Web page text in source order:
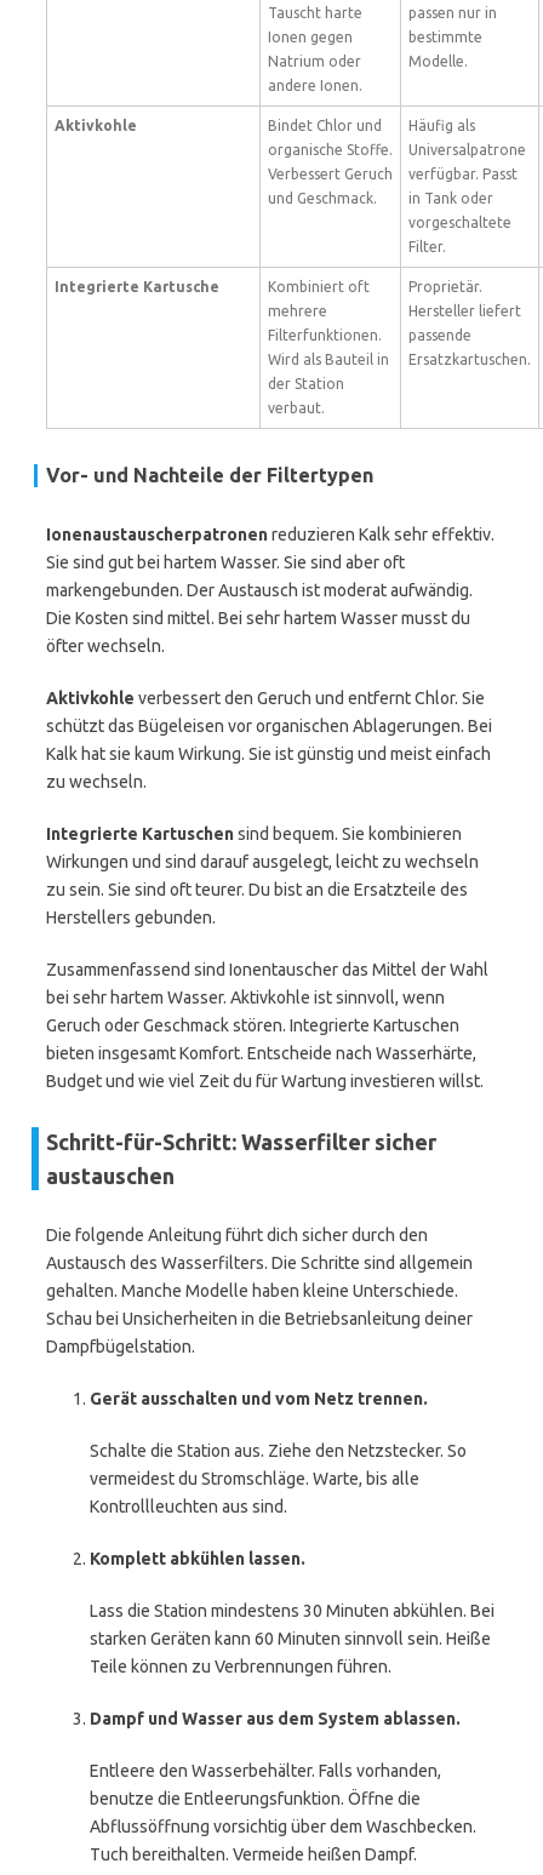
Tauscht harte
Ionen gegen
Natrium oder
andere Ionen.
passen nur in
bestimmte
Modelle.
Aktivkohle
Bindet Chlor und
organische Stoffe.
Verbessert Geruch
und Geschmack.
Häufig als
Universalpatrone
verfügbar. Passt
in Tank oder
vorgeschaltete
Filter.
Integrierte Kartusche
Kombiniert oft
mehrere
Filterfunktionen.
Wird als Bauteil in
der Station
verbaut.
Proprietär.
Hersteller liefert
passende
Ersatzkartuschen.
Vor- und Nachteile der Filtertypen
Ionenaustauscherpatronenreduzieren Kalk sehr effektiv.
Sie sind gut bei hartem Wasser. Sie sind aber oft
markengebunden. Der Austausch ist moderat aufwändig.
Die Kosten sind mittel. Bei sehr hartem Wasser musst du
öfter wechseln.
Aktivkohle verbessert den Geruch und entfernt Chlor. Sie
schützt das Bügeleisen vor organischen Ablagerungen. Bei
Kalk hat sie kaum Wirkung. Sie ist günstig und meist einfach
zu wechseln.
Integrierte Kartuschensind bequem. Sie kombinieren
Wirkungen und sind darauf ausgelegt, leicht zu wechseln
zu sein. Sie sind oft teurer. Du bist an die Ersatzteile des
Herstellers gebunden.
Zusammenfassend sind Ionentauscher das Mittel der Wahl
bei sehr hartem Wasser. Aktivkohle ist sinnvoll, wenn
Geruch oder Geschmack stören. Integrierte Kartuschen
bieten insgesamt Komfort. Entscheide nach Wasserhärte,
Budget und wie viel Zeit du für Wartung investieren willst.
Schritt-für-Schritt: Wasserfilter sicher
austauschen
Die folgende Anleitung führt dich sicher durch den
Austausch des Wasserfilters. Die Schritte sind allgemein
gehalten. Manche Modelle haben kleine Unterschiede.
Schau bei Unsicherheiten in die Betriebsanleitung deiner
Dampfbügelstation.
Gerät ausschalten und vom Netz trennen.
Schalte die Station aus. Ziehe den Netzstecker. So
vermeidest du Stromschläge. Warte, bis alle
Kontrollleuchten aus sind.
Komplett abkühlen lassen.
Lass die Station mindestens 30 Minuten abkühlen. Bei
starken Geräten kann 60 Minuten sinnvoll sein. Heiße
Teile können zu Verbrennungen führen.
Dampf und Wasser aus dem System ablassen.
Entleere den Wasserbehälter. Falls vorhanden,
benutze die Entleerungsfunktion. Öffne die
Abflussöffnung vorsichtig über dem Waschbecken.
Tuch bereithalten. Vermeide heißen Dampf.